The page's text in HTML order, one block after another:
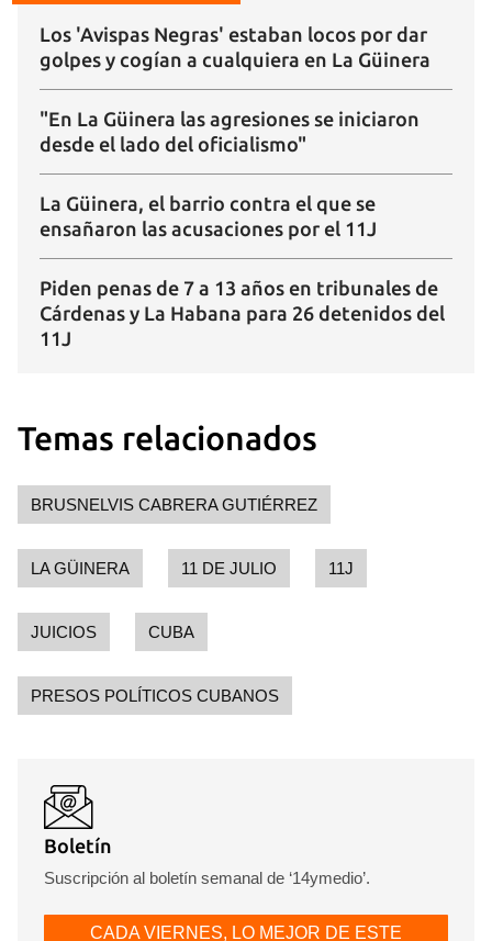
Los 'Avispas Negras' estaban locos por dar
golpes y cogían a cualquiera en La Güinera
"En La Güinera las agresiones se iniciaron
desde el lado del oficialismo"
La Güinera, el barrio contra el que se
ensañaron las acusaciones por el 11J
Piden penas de 7 a 13 años en tribunales de
Cárdenas y La Habana para 26 detenidos del
11J
Temas relacionados
BRUSNELVIS CABRERA GUTIÉRREZ
LA GÜINERA 11 DE JULIO 11J
JUICIOS CUBA
PRESOS POLÍTICOS CUBANOS
Boletín
Suscripción al boletín semanal de ‘14ymedio’.
CADA VIERNES, LO MEJOR DE ESTE